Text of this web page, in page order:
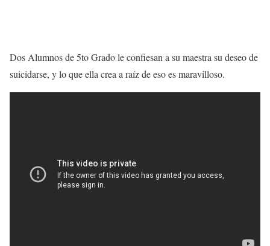
Dos Alumnos de 5to Grado le confiesan a su maestra su deseo de
suicidarse, y lo que ella crea a raíz de eso es maravilloso.